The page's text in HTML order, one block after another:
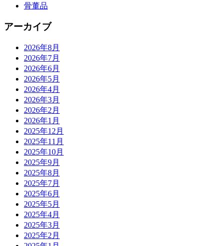
骨董品
アーカイブ
2026年8月
2026年7月
2026年6月
2026年5月
2026年4月
2026年3月
2026年2月
2026年1月
2025年12月
2025年11月
2025年10月
2025年9月
2025年8月
2025年7月
2025年6月
2025年5月
2025年4月
2025年3月
2025年2月